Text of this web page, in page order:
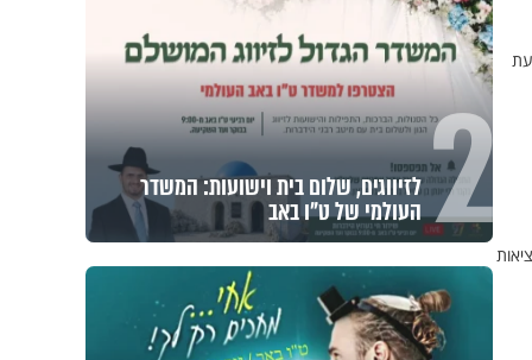
2 לזיווגים, שלום בית וישועות: המשדר
העולמי של ט"ו באב